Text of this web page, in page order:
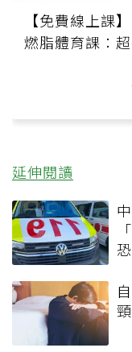
【免費線上課
燃脂體育課：
延伸閱讀